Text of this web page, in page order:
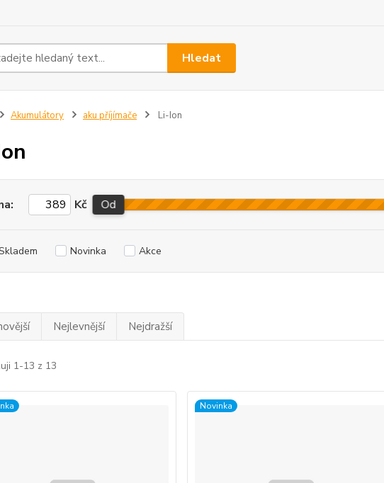
Hledat
Akumulátory aku příjímače Li-Ion
Kč Od
Novinka Akce
Nejlevnější Nejdražší
1-13 z 13
Novinka